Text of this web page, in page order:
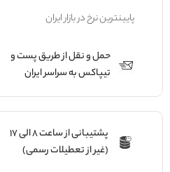
پایینترین نرخ در بازار ایران
حمل و نقل از طریق پست و
تیپاکس به سراسر ایران
پشتیبانی از ساعت 8 الی 17
(غیر از تعطیلات رسمی)